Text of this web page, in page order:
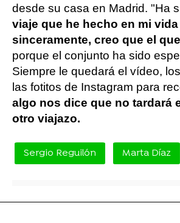
desde su casa en Madrid. "Ha
viaje que he hecho en mi vida
sinceramente, creo que el
porque el conjunto ha sido
Siempre le quedará el vídeo,
las fotitos de Instagram para
algo nos dice que no tardará
otro viajazo.
Sergio Reguilón Marta Díaz